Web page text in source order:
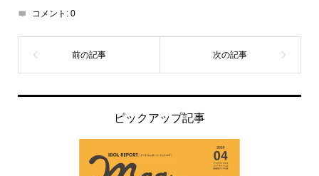
コメント: 0
ピックアップ記事